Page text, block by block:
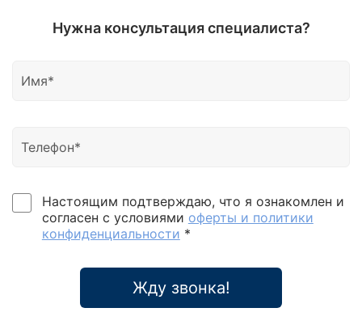
Нужна консультация специалиста?
Настоящим подтверждаю, что я ознакомлен и
согласен с условиями оферты и политики
конфиденциальности *
Жду звонка!